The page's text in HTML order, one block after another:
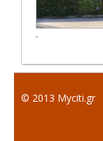
© 2013 Myciti.gr